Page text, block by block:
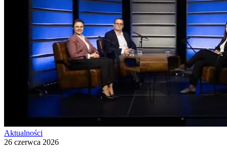
Aktualności
26 czerwca 2026